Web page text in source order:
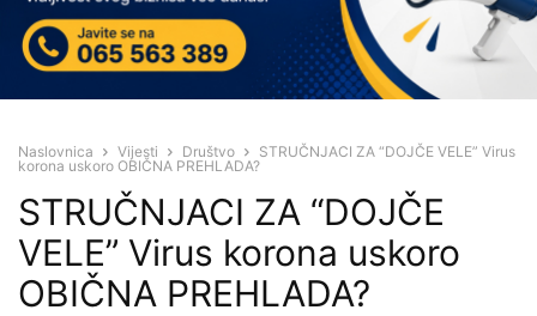
Naslovnica Vijesti Društvo
STRUČNJACI ZA “DOJČE VELE” Virus
korona uskoro OBIČNA PREHLADA?
STRUČNJACI ZA “DOJČE
VELE” Virus korona uskoro
OBIČNA PREHLADA?